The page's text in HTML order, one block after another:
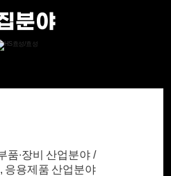
분야
품∙장비 산업분야 /
응용제품 산업분야